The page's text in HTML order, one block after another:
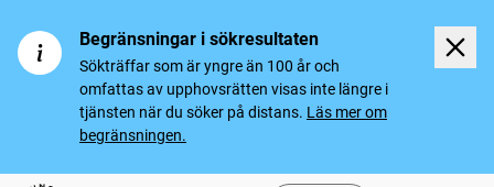
Begränsningar i sökresultaten
Sökträffar som är yngre än 100 år och
omfattas av upphovsrätten visas inte längre i
tjänsten när du söker på distans. Läs mer om
begränsningen.